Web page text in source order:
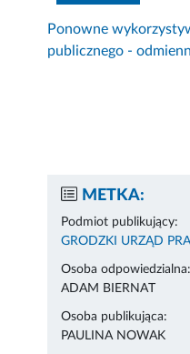
Ponowne
publicznego -
METKA:
Podmiot publikujący:
GRODZKI URZĄD
Osoba odpowiedzialna:
ADAM BIERNAT
Osoba publikująca:
PAULINA NOWAK